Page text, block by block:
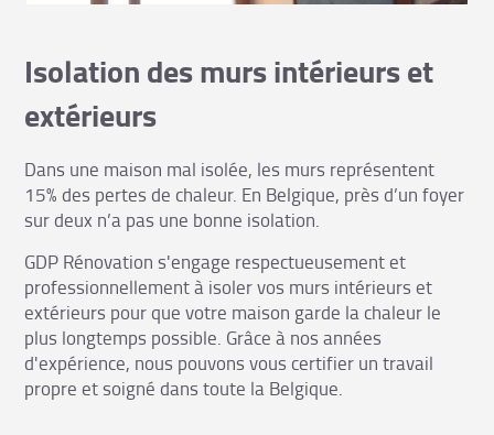
Isolation des murs intérieurs et
extérieurs
Dans une maison mal isolée, les murs représentent
15% des pertes de chaleur. En Belgique, près d’un foyer
sur deux n’a pas une bonne isolation.
GDP Rénovation s'engage respectueusement et
professionnellement à isoler vos murs intérieurs et
extérieurs pour que votre maison garde la chaleur le
plus longtemps possible. Grâce à nos années
d'expérience, nous pouvons vous certifier un travail
propre et soigné dans toute la Belgique.